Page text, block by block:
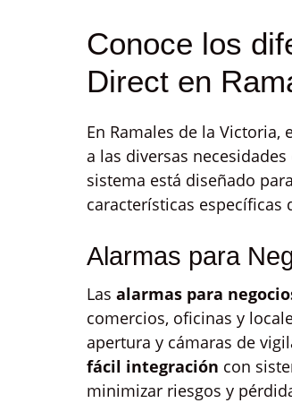
Conoce los
Direct en
En Ramales de la Victoria,
a las diversas
sistema está diseñado
características específicas
Alarmas para
Las alarmas para
comercios, oficinas y
apertura y cámaras de
fácil integración con
minimizar riesgos y